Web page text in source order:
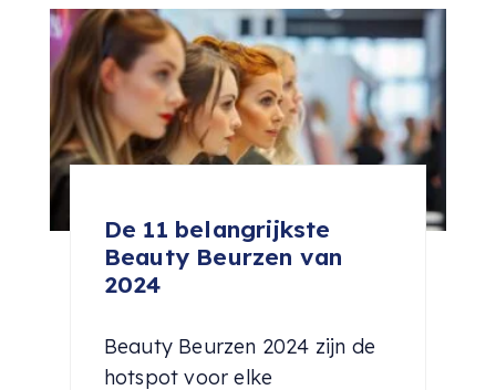
De 11 belangrijkste
Beauty Beurzen van
2024
Beauty Beurzen 2024 zijn de
hotspot voor elke